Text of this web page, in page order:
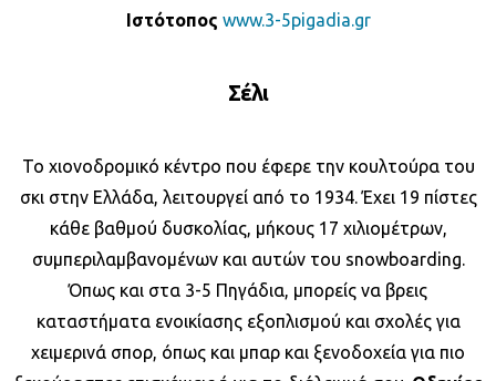
Ιστότοπος www.3-5pigadia.gr
Σέλι
Το χιονοδρομικό κέντρο που έφερε την κουλτούρα του
σκι στην Ελλάδα, λειτουργεί από το 1934. Έχει 19 πίστες
κάθε βαθμού δυσκολίας, μήκους 17 χιλιομέτρων,
συμπεριλαμβανομένων και αυτών του snowboarding.
Όπως και στα 3-5 Πηγάδια, μπορείς να βρεις
καταστήματα ενοικίασης εξοπλισμού και σχολές για
χειμερινά σπορ, όπως και μπαρ και ξενοδοχεία για πιο